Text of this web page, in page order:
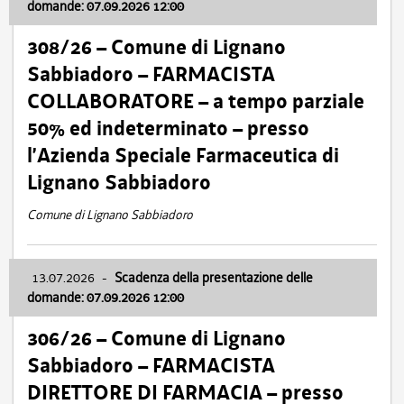
domande: 07.09.2026 12:00
308/26 – Comune di Lignano
Sabbiadoro – FARMACISTA
COLLABORATORE – a tempo parziale
50% ed indeterminato – presso
l’Azienda Speciale Farmaceutica di
Lignano Sabbiadoro
Comune di Lignano Sabbiadoro
13.07.2026 - Scadenza della presentazione delle
domande: 07.09.2026 12:00
306/26 – Comune di Lignano
Sabbiadoro – FARMACISTA
DIRETTORE DI FARMACIA – presso